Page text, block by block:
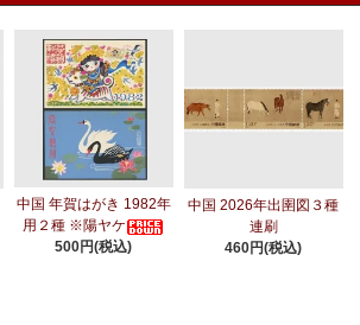
中国 年賀はがき 1982年
用２種 ※陽ヤケ
500円(税込)
中国 2026年出圉図３種
連刷
460円(税込)